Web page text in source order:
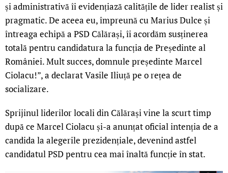
și administrativă îi evidențiază calitățile de lider realist și
pragmatic. De aceea eu, împreună cu Marius Dulce și
întreaga echipă a PSD Călărași, îi acordăm susținerea
totală pentru candidatura la funcția de Președinte al
României. Mult succes, domnule președinte Marcel
Ciolacu!”, a declarat Vasile Iliuță pe o rețea de
socializare.
Sprijinul liderilor locali din Călărași vine la scurt timp
după ce Marcel Ciolacu și-a anunțat oficial intenția de a
candida la alegerile prezidențiale, devenind astfel
candidatul PSD pentru cea mai înaltă funcție în stat.